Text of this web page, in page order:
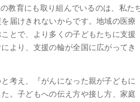
教育にも取り組んでいるのは、私た
届けきれないからです。地域の医療
とで、より多くの子どもたちに支援
より、支援の輪が全国に広がってき
考え、『がんになった親が子どもに
。子どもへの伝え方や接し方、家庭